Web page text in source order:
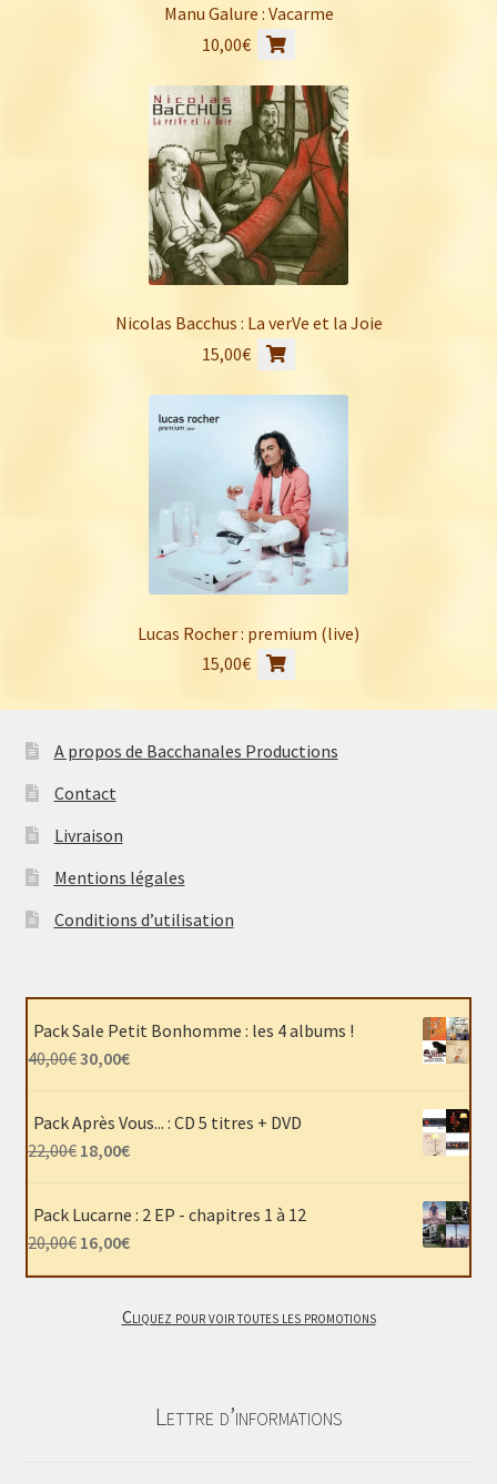
Manu Galure : Vacarme
10,00€
Nicolas Bacchus : La verVe et la Joie
15,00€
Lucas Rocher : premium (live)
15,00€
A propos de Bacchanales Productions
Contact
Livraison
Mentions légales
Conditions d’utilisation
Pack Sale Petit Bonhomme : les 4 albums !
40,00€Le
initial
était :
30,00€Le
est :
Pack Après Vous... : CD 5 titres + DVD
22,00€ Le
était :
18,00€Le
actuel
est :
Pack Lucarne : 2 EP - chapitres 1 à 12
20,00€ Le
était :
16,00€Le
est :
Cliquez pour voir toutes les promotions
Lettre d’informations